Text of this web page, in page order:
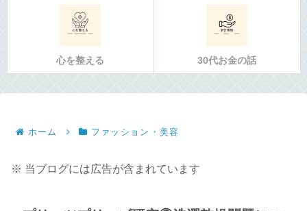
心を整える 30代お金の話
ホーム ファッション・美容
※ 当ブログには広告が含まれています